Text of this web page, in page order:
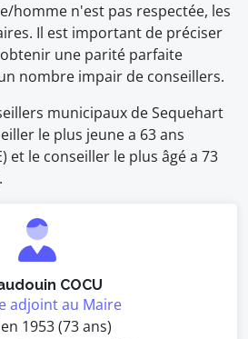
homme n'est pas respectée, les
Il est important de préciser
une parité parfaite
nombre impair de conseillers.
municipaux de Sequehart
le plus jeune a 63 ans
et le conseiller le plus âgé a 73
COCU
adjoint au Maire
1953 (73 ans)